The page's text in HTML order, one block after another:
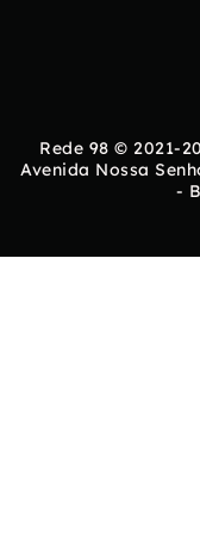
Rede 98 © 2021-
Avenida Nossa
-